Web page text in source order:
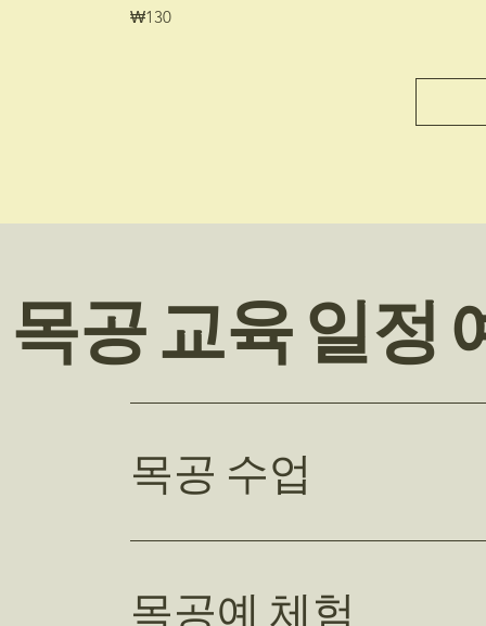
가격
₩130
목공 교육 일정
목공 수업
목공예 체험